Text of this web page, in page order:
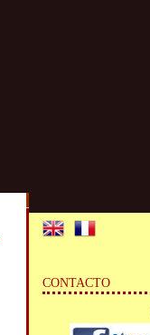
CONTACTO